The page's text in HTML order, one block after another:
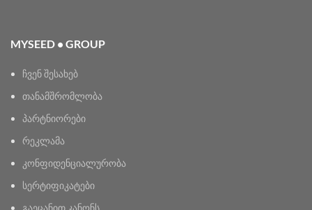
MYSEED • GROUP
ჩვენ შესახებ
თანამშრომლობა
პარტნიორები
რეკლამა
კონფიდენციალურობა
სერტიფიკატები
გაეცანით კანონს